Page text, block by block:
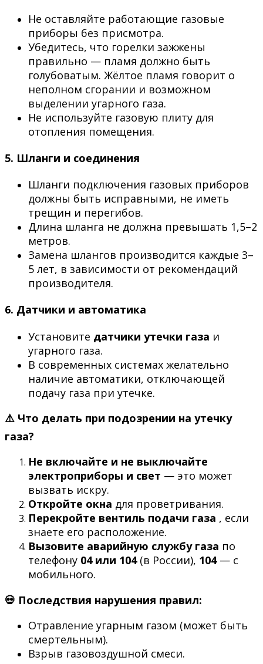
Не оставляйте работающие газовые
приборы без присмотра.
Убедитесь, что горелки зажжены
правильно — пламя должно быть
голубоватым. Жёлтое пламя говорит о
неполном сгорании и возможном
выделении угарного газа.
Не используйте газовую плиту для
отопления помещения.
5. Шланги и соединения
Шланги подключения газовых приборов
должны быть исправными, не иметь
трещин и перегибов.
Длина шланга не должна превышать 1,5–2
метров.
Замена шлангов производится каждые 3–
5 лет, в зависимости от рекомендаций
производителя.
6. Датчики и автоматика
Установите датчики утечки газа и
угарного газа.
В современных системах желательно
наличие автоматики, отключающей
подачу газа при утечке.
⚠️ Что делать при подозрении на утечку
газа?
Не включайте и не выключайте
электроприборы и свет — это может
вызвать искру.
Откройте окна для проветривания.
Перекройте вентиль подачи газа , если
знаете его расположение.
Вызовите аварийную службу газа по
телефону 04 или 104 (в России), 104 — с
мобильного.
💀 Последствия нарушения правил:
Отравление угарным газом (может быть
смертельным).
Взрыв газовоздушной смеси.